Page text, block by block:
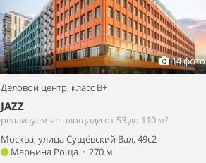
14 фото
Деловой центр, класс B+
JAZZ
реализуемые площади от 53 до 110 м²
Москва, улица Сущёвский Вал, 49с2
Марьина Роща • 270 м